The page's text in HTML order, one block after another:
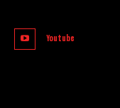
Youtube